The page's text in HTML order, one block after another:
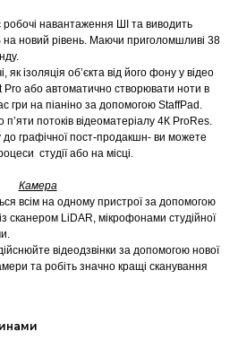
навантаження ШІ та виводить
новий рівень. Маючи приголомшливі 38
як ізоляція обʼєкта від його фону у відео
або автоматично створювати ноти в
гри на піаніно за допомогою StaffPad.
потоків відеоматеріалу 4К ProRes.
до графічної пост-продакшн- ви можете
студії або на місці.
Камера
всім на одному пристрої за допомогою
сканером LiDAR, мікрофонами студійної
відеодзвінки за допомогою нової
та робіть значно кращі сканування